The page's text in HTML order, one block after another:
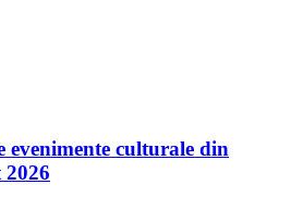
evenimente culturale din
2026